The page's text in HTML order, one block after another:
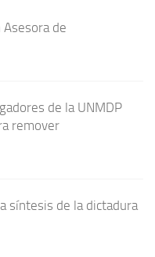
de
de la UNMDP
remover
síntesis de la dictadura